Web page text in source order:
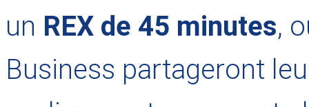
un REX de 45 minutes,
Business partageront